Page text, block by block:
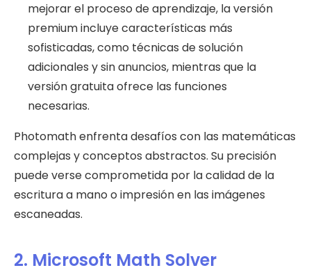
mejorar el proceso de aprendizaje, la versión
premium incluye características más
sofisticadas, como técnicas de solución
adicionales y sin anuncios, mientras que la
versión gratuita ofrece las funciones
necesarias.
Photomath enfrenta desafíos con las matemáticas
complejas y conceptos abstractos. Su precisión
puede verse comprometida por la calidad de la
escritura a mano o impresión en las imágenes
escaneadas.
2. Microsoft Math Solver